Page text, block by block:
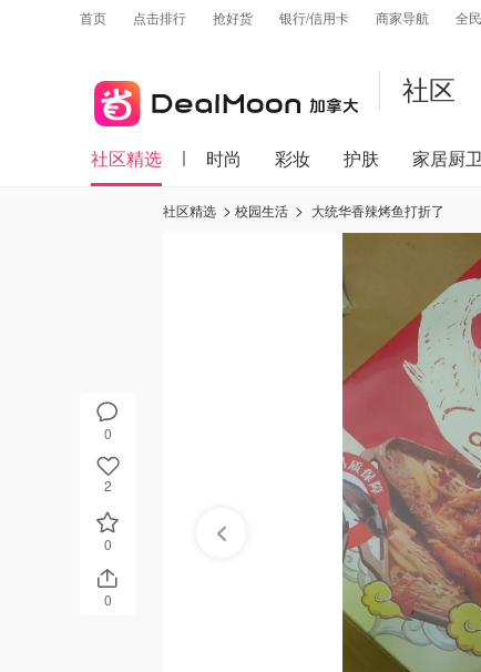
首页 点击排行 抢好货 银行/信用卡 商家导航 全
社区
社区精选 时尚 彩妆 护肤 家居厨卫
0
2
0
0
社区精选 校园生活 大统华香辣烤鱼打折了